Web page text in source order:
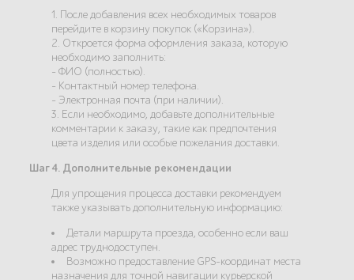
1. После добавления всех необходимых товаров
перейдите в корзину покупок («Корзина»).
2. Откроется форма оформления заказа, которую
необходимо заполнить:
- ФИО (полностью).
- Контактный номер телефона.
- Электронная почта (при наличии).
3. Если необходимо, добавьте дополнительные
комментарии к заказу, такие как предпочтения
цвета изделия или особые пожелания доставки.
Шаг 4. Дополнительные рекомендации
Для упрощения процесса доставки рекомендуем
также указывать дополнительную информацию:
Детали маршрута проезда, особенно если ваш
адрес труднодоступен.
Возможно предоставление GPS-координат места
назначения для точной навигации курьерской